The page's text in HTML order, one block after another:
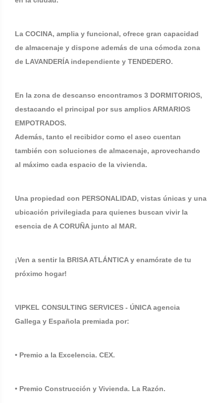
La COCINA, amplia y funcional, ofrece gran capacidad
de almacenaje y dispone además de una cómoda zona
de LAVANDERÍA independiente y TENDEDERO.
En la zona de descanso encontramos 3 DORMITORIOS,
destacando el principal por sus amplios ARMARIOS
EMPOTRADOS.
Además, tanto el recibidor como el aseo cuentan
también con soluciones de almacenaje, aprovechando
al máximo cada espacio de la vivienda.
Una propiedad con PERSONALIDAD, vistas únicas y una
ubicación privilegiada para quienes buscan vivir la
esencia de A CORUÑA junto al MAR.
¡Ven a sentir la BRISA ATLÁNTICA y enamórate de tu
próximo hogar!
VIPKEL CONSULTING SERVICES - ÚNICA agencia
Gallega y Española premiada por:
• Premio a la Excelencia. CEX.
• Premio Construcción y Vivienda. La Razón.